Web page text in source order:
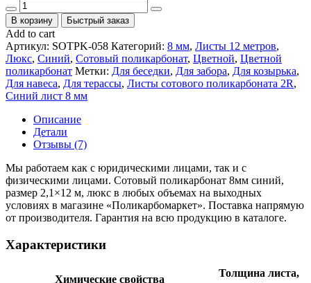
В корзину Быстрый заказ
Add to cart
Артикул: SOTPK-058 Категорий: 8 мм, Листы 12 метров,
Люкс, Синий, Сотовый поликарбонат, Цветной, Цветной
поликарбонат Метки: Для беседки, Для забора, Для козырька,
Для навеса, Для терассы, Листы сотового поликарбоната 2R,
Синий лист 8 мм
Описание
Детали
Отзывы (7)
Мы работаем как с юридическими лицами, так и с
физическими лицами. Сотовый поликарбонат 8мм синий,
размер 2,1×12 м, люкс в любых объемах на выходных
условиях в магазине «Поликарбомаркет». Поставка напрямую
от производителя. Гарантия на всю продукцию в каталоге.
Характеристики
Химические свойства
Толщина листа,